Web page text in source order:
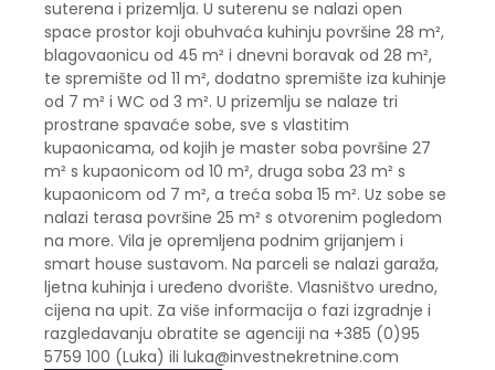
suterena i prizemlja. U suterenu se nalazi open
space prostor koji obuhvaća kuhinju površine 28 m²,
blagovaonicu od 45 m² i dnevni boravak od 28 m²,
te spremište od 11 m², dodatno spremište iza kuhinje
od 7 m² i WC od 3 m². U prizemlju se nalaze tri
prostrane spavaće sobe, sve s vlastitim
kupaonicama, od kojih je master soba površine 27
m² s kupaonicom od 10 m², druga soba 23 m² s
kupaonicom od 7 m², a treća soba 15 m². Uz sobe se
nalazi terasa površine 25 m² s otvorenim pogledom
na more. Vila je opremljena podnim grijanjem i
smart house sustavom. Na parceli se nalazi garaža,
ljetna kuhinja i uređeno dvorište. Vlasništvo uredno,
cijena na upit. Za više informacija o fazi izgradnje i
razgledavanju obratite se agenciji na +385 (0)95
5759 100 (Luka) ili luka@investnekretnine.com